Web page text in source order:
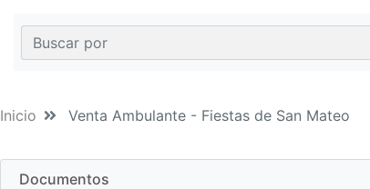
Inicio Venta Ambulante - Fiestas de San Mateo
Documentos